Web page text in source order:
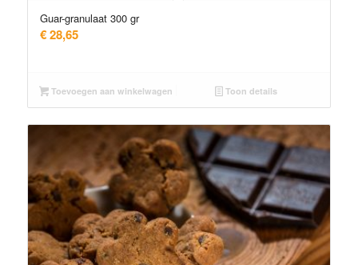
Guar-granulaat 300 gr
€28,65
Toevoegen aan winkelwagen Toon details